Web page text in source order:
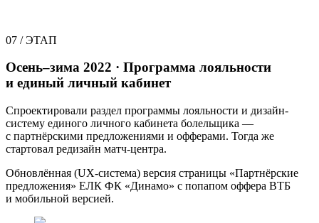
07 /ЭТАП
Осень–зима 2022 · Программа лояльности
и единый личный кабинет
Спроектировали раздел программы лояльности и дизайн-
систему единого личного кабинета болельщика —
с партнёрскими предложениями и офферами. Тогда же
стартовал редизайн матч-центра.
Обновлённая (UX-система) версия страницы «Партнёрские
предложения» ЕЛК ФК «Динамо» с попапом оффера ВТБ
и мобильной версией.